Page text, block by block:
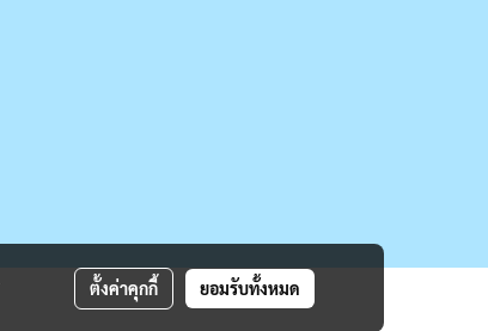
ตั้งค่าคุกกี้ ยอมรับทั้งหมด